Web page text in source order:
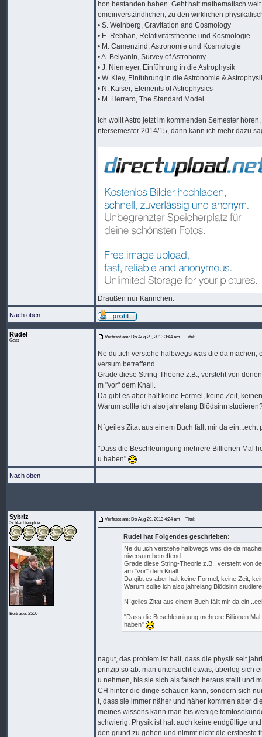
hon bestanden haben. Geht halt mathematisch
emeinverständlichen, zu den wirklichen
• S. Weinberg, Gravitation and Cosmology
• E. Rebhan, Relativitätstheorie und Kosmologie
• M. Camenzind, Astronomie und Kosmologie
• A. Belyanin, Survey of Astronomy
• J. Niemeyer, Einführung in die Astrophysik
• W. Kley, Einführung in die Astronomie &
• N. Kaiser, Elements of Astrophysics
• M. Herrero, The Standard Model
Ich wollt Astro jetzt im kommenden Semester
ntersemester 2014/15, dann kann ich mehr dazu
Draußen nur Kännchen.
Nach oben
Rudel
Gast
Verfasst am: Do Aug 29, 2013 3:44 am Titel:
Ne du..ich verstehe halbwegs was die da
versum betreffend.
Grade diese String-Theorie z.B., versteht von
m "vor" dem Knall.
Da gibt es aber halt keine Formel, keine Zeit,
Warum sollte ich also jahrelang Blödsinn
N`geiles Zitat aus einem Buch fällt mir da
"Dass die Beschleunigung mehrere Billionen Mal
u haben"
Nach oben
Sybriz
Schlächtergilde
Beiträge: 2550
Verfasst am: Do Aug 29, 2013 4:24 am Titel:
Rudel hat Folgendes geschrieben:
Ne du..ich verstehe halbwegs was die da
niversum betreffend.
Grade diese String-Theorie z.B., versteht von
am "vor" dem Knall.
Da gibt es aber halt keine Formel, keine Zeit,
Warum sollte ich also jahrelang Blödsinn
N`geiles Zitat aus einem Buch fällt mir da
"Dass die Beschleunigung mehrere Billionen
haben"
nagut, das problem ist halt, dass die physik seit
prinzip so ab: man untersucht etwas, überleg sich
u nehmen, bis sie sich als falsch heraus stellt und
CH hinter die dinge schauen kann, sondern sich
t, dass sie immer näher und näher kommen aber
meines wissens kann man bis wenige
schwierig. Physik ist halt auch keine endgültige
den grund zu gehen und nimmt nicht die erstbeste